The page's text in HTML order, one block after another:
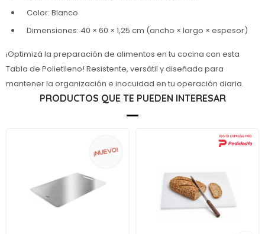
Color: Blanco
Dimensiones: 40 × 60 × 1,25 cm (ancho × largo × espesor)
¡Optimizá la preparación de alimentos en tu cocina con esta
Tabla de Polietileno! Resistente, versátil y diseñada para
mantener la organización e inocuidad en tu operación diaria.
PRODUCTOS QUE TE PUEDEN INTERESAR